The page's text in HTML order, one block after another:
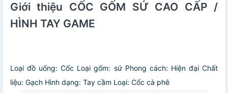
Giới thiệu CỐC GỐM SỨ CAO CẤP /
HÌNH TAY GAME
Loại đồ uống: Cốc Loại gốm: sứ Phong cách: Hiện đại Chất
liệu: Gạch Hình dạng: Tay cầm Loại: Cốc cà phê